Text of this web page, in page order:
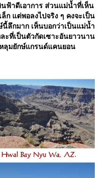
าดีเอาการ ส่วนแม่น้ำที่เห็น
ก แต่พอลงไปจริง ๆ คงจะเป็น
ลึกมาก เห็นบอกว่าเป็นแม่น้ำ
ที่เป็นตัวกัดเซาะอันยาวนาน
ลุมยักษ์แกรนด์แคนยอน